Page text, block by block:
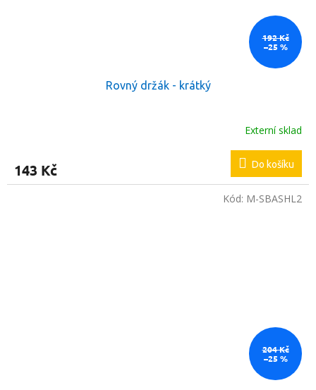
192 Kč
–25 %
Rovný držák - krátký
Externí sklad
143 Kč Do košíku
204 Kč
–25 %
Kód: M-SBASHL2